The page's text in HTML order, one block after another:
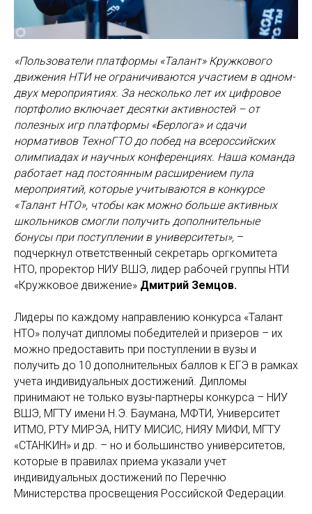
«Пользователи платформы «Талант» Кружкового
движения НТИ не ограничиваются участием в одном-
двух мероприятиях. За несколько лет их цифровое
портфолио включает десятки активностей – от
полезных игр платформы «Берлога» и сдачи
нормативов ТехноГТО до побед на всероссийских
олимпиадах и научных конференциях. Наша команда
работает над постоянным расширением пула
мероприятий, которые учитываются в конкурсе
«Талант НТО», чтобы как можно больше активных
школьников смогли получить дополнительные
бонусы при поступлении в университеты», –
подчеркнул ответственный секретарь оргкомитета
НТО, проректор НИУ ВШЭ, лидер рабочей группы НТИ
«Кружковое движение» Дмитрий Земцов.
Лидеры по каждому направлению конкурса «Талант
НТО» получат дипломы победителей и призеров – их
можно предоставить при поступлении в вузы и
получить до 10 дополнительных баллов к ЕГЭ в рамках
учета индивидуальных достижений. Дипломы
принимают не только вузы-партнеры конкурса – НИУ
ВШЭ, МГТУ имени Н.Э. Баумана, МФТИ, Университет
ИТМО, РТУ МИРЭА, НИТУ МИСИС, НИЯУ МИФИ, МГТУ
«СТАНКИН» и др. – но и большинство университетов,
которые в правилах приема указали учет
индивидуальных достижений по Перечню
Министерства просвещения Российской Федерации.